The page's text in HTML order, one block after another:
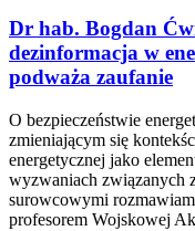
Dr hab. Bogdan
dezinformacja w
podważa zaufanie
O bezpieczeństwie
zmieniającym się
energetycznej jako
wyzwaniach związanych
surowcowymi
profesorem Wojskowej